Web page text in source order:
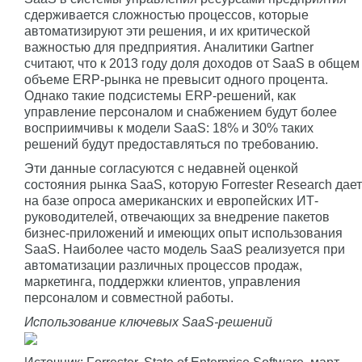
сдерживается сложностью процессов, которые
автоматизируют эти решения, и их критической
важностью для предприятия. Аналитики Gartner
считают, что к 2013 году доля доходов от SaaS в общем
объеме ERP-рынка не превысит одного процента.
Однако такие подсистемы ERP-решений, как
управление персоналом и снабжением будут более
восприимчивы к модели SaaS: 18% и 30% таких
решений будут предоставляться по требованию.
Эти данные согласуются с недавней оценкой
состояния рынка SaaS, которую Forrester Research дает
на базе опроса американских и европейских ИТ-
руководителей, отвечающих за внедрение пакетов
бизнес-приложений и имеющих опыт использования
SaaS. Наиболее часто модель SaaS реализуется при
автоматизации различных процессов продаж,
маркетинга, поддержки клиентов, управления
персоналом и совместной работы.
Использование ключевых SaaS-решений